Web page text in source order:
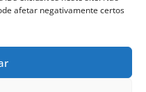
afetar negativamente certos
Proibida cópia total ou